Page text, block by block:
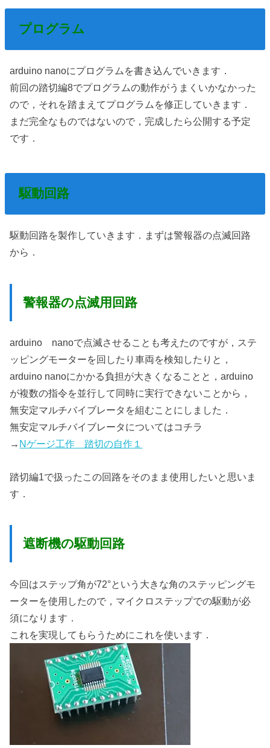
プログラム
arduino nanoにプログラムを書き込んでいきます．
前回の踏切編8でプログラムの動作がうまくいかなかった
ので，それを踏まえてプログラムを修正していきます．
まだ完全なものではないので，完成したら公開する予定
です．
駆動回路
駆動回路を製作していきます．まずは警報器の点滅回路
から．
警報器の点滅用回路
arduino nanoで点滅させることも考えたのですが，ステ
ッピングモーターを回したり車両を検知したりと，
arduino nanoにかかる負担が大きくなることと，arduino
が複数の指令を並行して同時に実行できないことから，
無安定マルチバイブレータを組むことにしました．
無安定マルチバイブレータについてはコチラ
→ Nゲージ工作 踏切の自作１
踏切編1で扱ったこの回路をそのまま使用したいと思いま
す．
遮断機の駆動回路
今回はステップ角が72°という大きな角のステッピングモ
ーターを使用したので，マイクロステップでの駆動が必
須になります．
これを実現してもらうためにこれを使います．